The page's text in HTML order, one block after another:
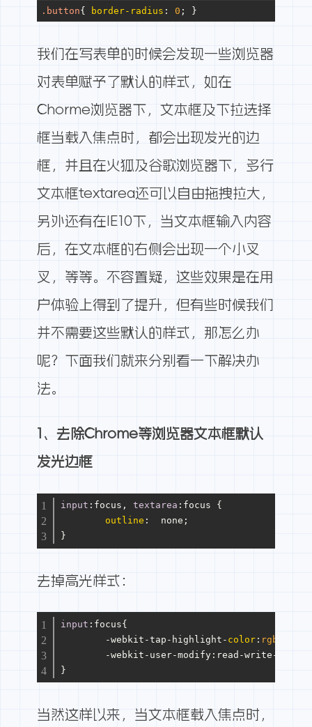
.button{ border-radius : 0 ; }
我们在写表单的时候会发现一些浏览器
对表单赋予了默认的样式，如在
Chorme浏览器下，文本框及下拉选择
框当载入焦点时，都会出现发光的边
框，并且在火狐及谷歌浏览器下，多行
文本框textarea还可以自由拖拽拉大，
另外还有在IE10下，当文本框输入内容
后，在文本框的右侧会出现一个小叉
叉，等等。不容置疑，这些效果是在用
户体验上得到了提升，但有些时候我们
并不需要这些默认的样式，那怎么办
呢？下面我们就来分别看一下解决办
法。
1、去除Chrome等浏览器文本框默认
发光边框
input :focus , textarea :focus {
outline :  none;
}
去掉高光样式：
input :focus{
-webkit-tap-highlight- color : rgba
-webkit-user-modify :read-write -
}
当然这样以来，当文本框载入焦点时，